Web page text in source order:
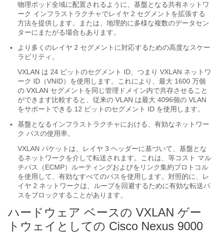
物理ポッド全域に配置されるように、基盤となる共有ネットワ
ーク インフラストラクチャでレイヤ 2 セグメントを拡張する
方法を提供します。または、地理的に多様な複数のデータセン
ターにまたがる場合もあります。
より多くのレイヤ 2 セグメントに対応するための高度なスケー
ラビリティ。
VXLAN は 24 ビットのセグメント ID、つまり VXLAN ネットワ
ーク ID（VNID）を使用します。これにより、最大 1600 万個
の VXLAN セグメントを同じ管理ドメイン内で共存させること
ができます比較すると、従来の VLAN は最大 4096個の VLAN
をサポートできる 12 ビットのセグメント ID を使用します。
基盤となるインフラストラクチャにおける、有効なネットワー
ク パスの使用率。
VXLAN パケットは、レイヤ 3 ヘッダーに基づいて、基盤とな
るネットワークを介して転送されます。これは、等コスト マル
チパス（ECMP）ルーティングおよびをリンク集約プロトコル
を使用して、有効なすべてのパスを使用します。対照的に、レ
イヤ 2 ネットワークは、ループを回避するために有効な転送パ
スをブロックすることがあります。
ハードウェア ベースの VXLAN ゲー
トウェイとしての Cisco Nexus 9000